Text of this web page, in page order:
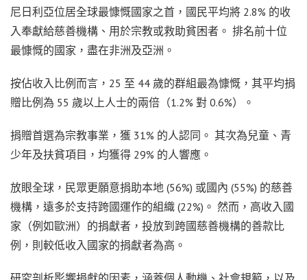
尼日利亞位居全球最慷慨國家之首，國民平均將 2.8% 的收
入奉獻給慈善機構、用於宗教或救助貧困者。 排名前十位
最慷慨的國家，盡在非洲及亞洲。
按佔收入比例而言，25 至 44 歲的群組最為慷慨，其平均捐
贈比例為 55 歲以上人士的兩倍（1.2% 對 0.6%）。
捐贈首選為宗教事業，獲 31% 的人認同。 其次為兒童、青
少年及扶貧項目，均獲得 29% 的人響應。
放眼全球，民眾更願意捐助本地 (56%) 或國內 (55%) 的慈善
機構，遠多於支持跨國運作的組織 (22%)。 然而，高收入國
家（例如歐洲）的捐獻者，投放到跨國慈善機構的善款比
例，則較低收入國家的捐獻者為高。